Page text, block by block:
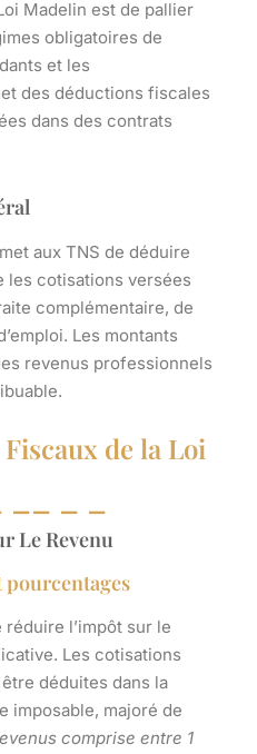
Madelin est de pallier
obligatoires de
et les
des déductions fiscales
dans des contrats
aux TNS de déduire
les cotisations versées
complémentaire, de
Les montants
revenus professionnels
Fiscaux de la Loi
Le Revenu
l’impôt sur le
Les cotisations
déduites dans la
imposable, majoré de
comprise entre 1